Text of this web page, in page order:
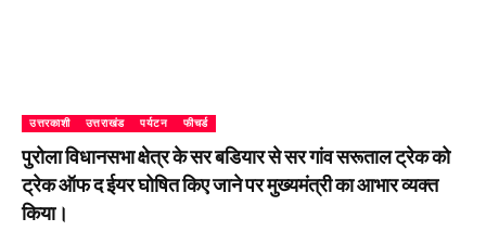
उत्तरकाशी उत्तराखंड पर्यटन फीचर्ड
पुरोला विधानसभा क्षेत्र के सर बडियार से सर गांव सरूताल ट्रेक को
ट्रेक ऑफ द ईयर घोषित किए जाने पर मुख्यमंत्री का आभार व्यक्त
किया।